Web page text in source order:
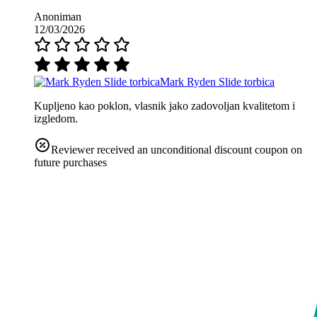
Anoniman
12/03/2026
Mark Ryden Slide torbica
Kupljeno kao poklon, vlasnik jako zadovoljan kvalitetom i
izgledom.
Reviewer received an unconditional discount coupon on
future purchases